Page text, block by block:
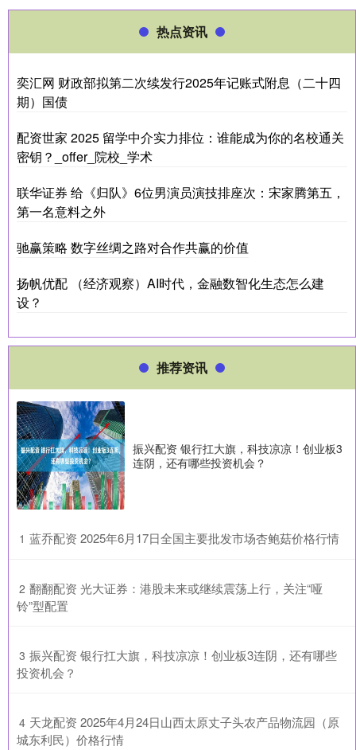
热点资讯
奕汇网 财政部拟第二次续发行2025年记账式附息（二十四
期）国债
配资世家 2025 留学中介实力排位：谁能成为你的名校通关
密钥？_offer_院校_学术
联华证券 给《归队》6位男演员演技排座次：宋家腾第五，
第一名意料之外
驰赢策略 数字丝绸之路对合作共赢的价值
扬帆优配 （经济观察）AI时代，金融数智化生态怎么建
设？
推荐资讯
振兴配资 银行扛大旗，科技凉凉！创业板3
连阴，还有哪些投资机会？
1 ​蓝乔配资 2025年6月17日全国主要批发市场杏鲍菇价格行情
2 ​翻翻配资 光大证券：港股未来或继续震荡上行，关注“哑
铃”型配置
3 ​振兴配资 银行扛大旗，科技凉凉！创业板3连阴，还有哪些
投资机会？
4 ​天龙配资 2025年4月24日山西太原丈子头农产品物流园（原
城东利民）价格行情